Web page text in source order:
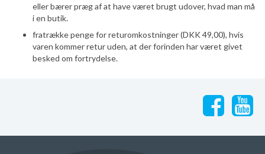
eller bærer præg af at have været brugt udover, hvad man må
i en butik.
fratrække penge for returomkostninger (DKK 49,00), hvis
varen kommer retur uden, at der forinden har været givet
besked om fortrydelse.